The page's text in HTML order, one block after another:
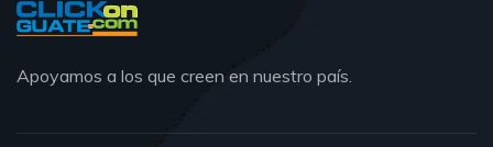
Apoyamos a los que creen en nuestro país.